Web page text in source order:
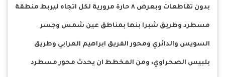
بدون تقاطعات وبعرض ٨ حارة مرورية لكل اتجاه ليربط منطقة
مسطرد وطريق شبرا بنها بمناطق عين شمس وجسر
السويس والدائري ومحور الفريق ابراهيم العرابي وطريق
بلبيس الصحراوي، ومن المخطط ان يحدث محور مسطرد